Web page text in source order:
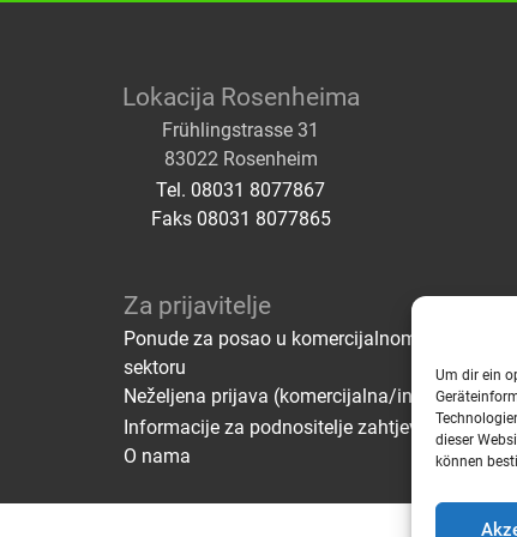
Um dir ein
dieser
können
Lokacija Rosenheima
Frühlingstrasse 31
83022 Rosenheim
Tel. 08031 8077867
Faks 08031 8077865
Za prijavitelje
Ponude za posao u komercijalnom/
sektoru
Neželjena prijava (komercijalna/industrijska)
Informacije za podnositelje zahtjeva
O nama